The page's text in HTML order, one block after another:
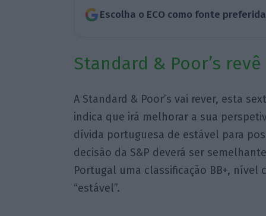
Escolha o ECO como fonte
Standard & Poor’s revê
A Standard & Poor’s vai rever, esta
indica que irá melhorar a sua
dívida portuguesa de estável para
decisão da S&P deverá ser
Portugal uma classificação BB+, nível
“estável”.